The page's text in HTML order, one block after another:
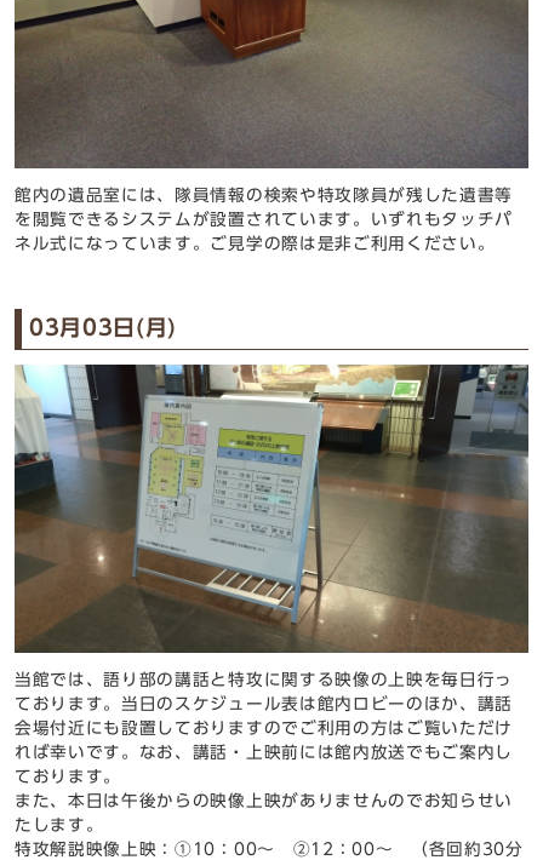
館内の遺品室には、隊員情報の検索や特攻隊員が残した遺書等
を閲覧できるシステムが設置されています。いずれもタッチパ
ネル式になっています。ご見学の際は是非ご利用ください。
03月03日(月)
当館では、語り部の講話と特攻に関する映像の上映を毎日行っ
ております。当日のスケジュール表は館内ロビーのほか、講話
会場付近にも設置しておりますのでご利用の方はご覧いただけ
れば幸いです。なお、講話・上映前には館内放送でもご案内し
ております。
また、本日は午後からの映像上映がありませんのでお知らせい
たします。
特攻解説映像上映：①10：00～ ②12：00～ （各回約30分